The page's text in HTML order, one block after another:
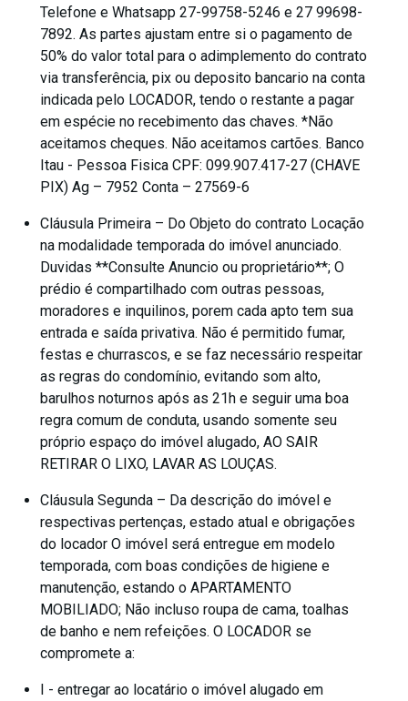
Telefone e Whatsapp 27-99758-5246 e 27 99698-
7892. As partes ajustam entre si o pagamento de
50% do valor total para o adimplemento do contrato
via transferência, pix ou deposito bancario na conta
indicada pelo LOCADOR, tendo o restante a pagar
em espécie no recebimento das chaves. *Não
aceitamos cheques. Não aceitamos cartões. Banco
Itau - Pessoa Fisica CPF: 099.907.417-27 (CHAVE
PIX) Ag – 7952 Conta – 27569-6
Cláusula Primeira – Do Objeto do contrato Locação
na modalidade temporada do imóvel anunciado.
Duvidas **Consulte Anuncio ou proprietário**; O
prédio é compartilhado com outras pessoas,
moradores e inquilinos, porem cada apto tem sua
entrada e saída privativa. Não é permitido fumar,
festas e churrascos, e se faz necessário respeitar
as regras do condomínio, evitando som alto,
barulhos noturnos após as 21h e seguir uma boa
regra comum de conduta, usando somente seu
próprio espaço do imóvel alugado, AO SAIR
RETIRAR O LIXO, LAVAR AS LOUÇAS.
Cláusula Segunda – Da descrição do imóvel e
respectivas pertenças, estado atual e obrigações
do locador O imóvel será entregue em modelo
temporada, com boas condições de higiene e
manutenção, estando o APARTAMENTO
MOBILIADO; Não incluso roupa de cama, toalhas
de banho e nem refeições. O LOCADOR se
compromete a:
I - entregar ao locatário o imóvel alugado em